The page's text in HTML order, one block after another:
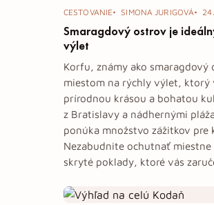
CESTOVANIE SIMONA JURIGOVÁ
Smaragdový ostrov je
výlet
Korfu, známy ako smaragdový
miestom na rýchly výlet, ktorý
prírodnou krásou a bohatou
z Bratislavy a nádhernými
ponúka množstvo zážitkov pre
Nezabudnite ochutnať
skryté poklady, ktoré vás